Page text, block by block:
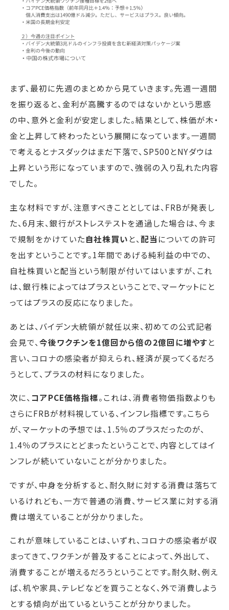
まず、最初に先週のまとめから見ていきます。先週一週間
を振り返ると、金利が高騰するのではないかという思惑
の中、意外と金利が安定しました。結果として、株価が木・
金と上昇して終わったという展開になっています。一週間
で考えるとナスダックはまだ下落で、SP500とNYダウは
上昇という形になっていますので、強弱の入り乱れた内容
でした。
主な材料ですが、注意すべきこととしては、FRBが発表し
た、6月末、銀行がストレステストを通過した場合は、今ま
で規制をかけていた自社株買い と、配当 についての許可
を出すということです。1年間であげる純利益の中での、
自社株買いと配当という制限が付いてはいますが、これ
は、銀行株によってはプラスということで、マーケットにと
ってはプラスの反応になりました。
あとは、バイデン大統領が就任以来、初めての公式記者
会見で、 今後ワクチンを1億回から倍の2億回に増やすと
言い、コロナの感染者が抑えられ、経済が戻ってくるだろ
うとして、プラスの材料になりました。
次に、 コアPCE価格指標。これは、消費者物価指数よりも
さらにFRBが材料視している、インフレ指標です。こちら
が、マーケットの予想では、1.5％のプラスだったのが、
1.4％のプラスにとどまったということで、内容としてはイ
ンフレが続いていないことが分かりました。
ですが、中身を分析すると、耐久財に対する消費は落ちて
いるけれども、一方で普通の消費、サービス業に対する消
費は増えていることが分かりました。
これが意味していることは、いずれ、コロナの感染者が収
まってきて、ワクチンが普及することによって、外出して、
消費することが増えるだろうということです。耐久財、例え
ば、机や家具、テレビなどを買うことなく、外で消費しよう
とする傾向が出ているということが分かりました。